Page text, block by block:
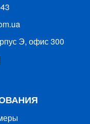
Э, офис 300